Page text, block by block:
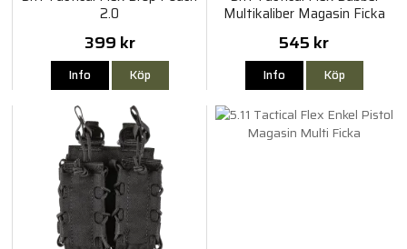
2.0
399 kr
Info Köp
Multikaliber Magasin Ficka
545 kr
Info Köp